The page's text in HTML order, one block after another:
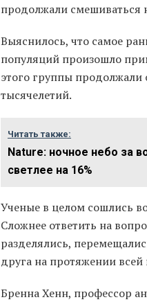
продолжали смешиваться
Выяснилось, что самое
популяций произошло
этого группы
тысячелетий.
Читать также:
Nature: ночное небо за
светлее на 16%
Ученые в целом сошлись
Сложнее ответить на
разделялись,
друга на протяжении
Бренна Хенн, профессор